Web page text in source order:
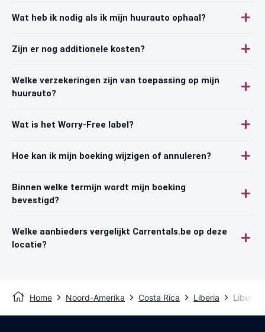
Wat heb ik nodig als ik mijn huurauto ophaal?
Zijn er nog additionele kosten?
Welke verzekeringen zijn van toepassing op mijn
huurauto?
Wat is het Worry-Free label?
Hoe kan ik mijn boeking wijzigen of annuleren?
Binnen welke termijn wordt mijn boeking
bevestigd?
Welke aanbieders vergelijkt Carrentals.be op deze
locatie?
Home Noord-Amerika Costa Rica Liberia Liberia